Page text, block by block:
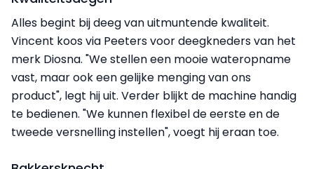
Alles begint bij deeg van uitmuntende kwaliteit.
Vincent koos via Peeters voor deegkneders van het
merk Diosna. "We stellen een mooie wateropname
vast, maar ook een gelijke menging van ons
product", legt hij uit. Verder blijkt de machine handig
te bedienen. "We kunnen flexibel de eerste en de
tweede versnelling instellen", voegt hij eraan toe.